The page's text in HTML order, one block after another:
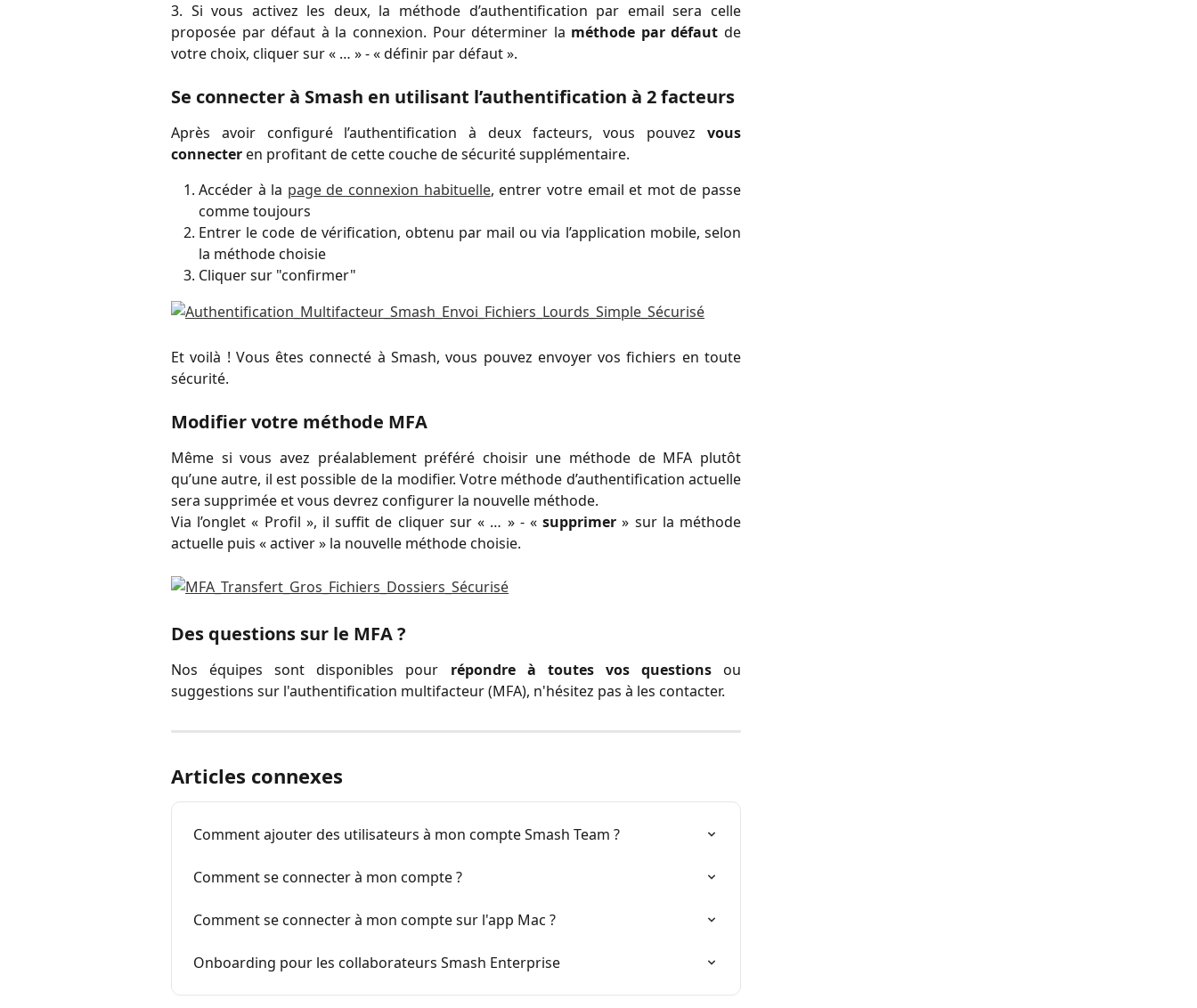
3. Si vous activez les deux, la méthode d’authentification par email sera celle
proposée par défaut à la connexion. Pour déterminer la méthode par défaut de
votre choix, cliquer sur « … » - « définir par défaut ».
Se connecter à Smash en utilisant l’authentification à 2 facteurs
Après avoir configuré l’authentification à deux facteurs, vous pouvez vous
connecteren profitant de cette couche de sécurité supplémentaire.
Accéder à la page de connexion habituelle, entrer votre email et mot de passe
comme toujours
Entrer le code de vérification, obtenu par mail ou via l’application mobile, selon
la méthode choisie
Cliquer sur "confirmer"
Et voilà ! Vous êtes connecté à Smash, vous pouvez envoyer vos fichiers en toute
sécurité.
Modifier votre méthode MFA
Même si vous avez préalablement préféré choisir une méthode de MFA plutôt
qu’une autre, il est possible de la modifier. Votre méthode d’authentification actuelle
sera supprimée et vous devrez configurer la nouvelle méthode.
Via l’onglet « Profil », il suffit de cliquer sur « … » - «supprimer » sur la méthode
actuelle puis « activer » la nouvelle méthode choisie.
Des questions sur le MFA ?
Nos équipes sont disponibles pour répondre à toutes vos questionsou
suggestions sur l'authentification multifacteur (MFA), n'hésitez pas à les contacter.
Articles connexes
Comment ajouter des utilisateurs à mon compte Smash Team ?
Comment se connecter à mon compte ?
Comment se connecter à mon compte sur l'app Mac ?
Onboarding pour les collaborateurs Smash Enterprise